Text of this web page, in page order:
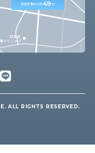
ALL RIGHTS RESERVED.